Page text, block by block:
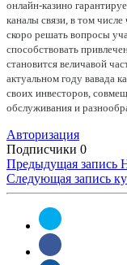
онлайн-казино
каналы связи, в том
скоро решать вопросы
способствовать
становится величавой
актуальном году вавада
своих инвесторов,
обслуживания и
Авторизация
Подписчики 0
Предыдущая запись
Следующая запись